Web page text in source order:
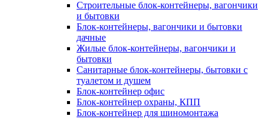
Строительные блок-контейнеры, вагончики
и бытовки
Блок-контейнеры, вагончики и бытовки
дачные
Жилые блок-контейнеры, вагончики и
бытовки
Санитарные блок-контейнеры, бытовки с
туалетом и душем
Блок-контейнер офис
Блок-контейнер охраны, КПП
Блок-контейнер для шиномонтажа